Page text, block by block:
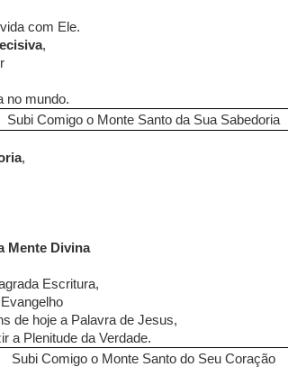
com Ele.
,
no mundo.
Subi Comigo o Monte Santo da Sua Sabedoria
,
Mente Divina
Escritura,
de hoje a Palavra de Jesus,
a Plenitude da Verdade.
Subi Comigo o Monte Santo do Seu Coração